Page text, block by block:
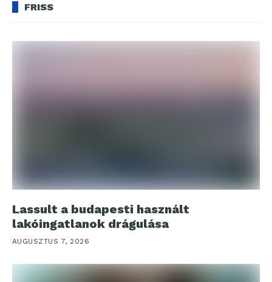
FRISS
Lassult a budapesti használt
lakóingatlanok drágulása
AUGUSZTUS 7, 2026